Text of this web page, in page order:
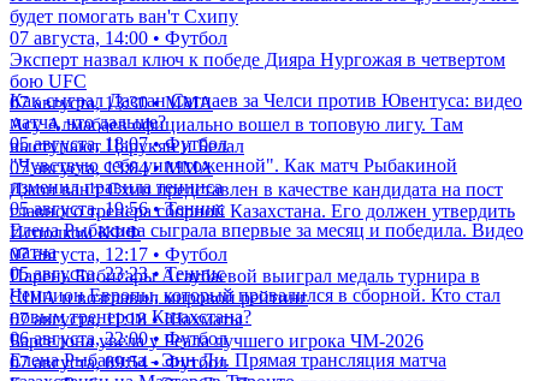
будет помогать ван'т Схипу
07 августа, 14:00 • Футбол
Эксперт назвал ключ к победе Дияра Нургожая в четвертом
бою UFC
07 августа, 13:30 • ММА
Асу Алмабаев официально вошел в топовую лигу. Там
выступают Царукян и Белал
07 августа, 13:04 • ММА
Джон ван'т Схип представлен в качестве кандидата на пост
главного тренера сборной Казахстана. Его должен утвердить
Исполком КФФ
07 августа, 12:17 • Футбол
Парень Бибисары Асаубаевой выиграл медаль турнира в
США и возглавил мировой рейтинг
07 августа, 11:18 • Шахматы
Барселона увела у Реала лучшего игрока ЧМ-2026
07 августа, 09:54 • Футбол
Как сыграл Дастан Сатпаев за Челси против Ювентуса: видео
матча, что дальше?
05 августа, 18:07 • Футбол
"Чувствую себя уничтоженной". Как матч Рыбакиной
изменил правила тенниса
05 августа, 19:56 • Теннис
Елена Рыбакина сыграла впервые за месяц и победила. Видео
матча
05 августа, 23:23 • Теннис
Чемпион Европы, который провалился в сборной. Кто стал
новым тренером Казахстана?
06 августа, 22:00 • Футбол
Елена Рыбакина - Энн Ли. Прямая трансляция матча